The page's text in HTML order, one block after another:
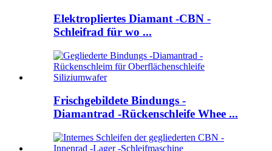
Elektropliertes Diamant -CBN -
Schleifrad für wo ...
Frischgebildete Bindungs ​​-
Diamantrad -Rückenschleife Whee ...